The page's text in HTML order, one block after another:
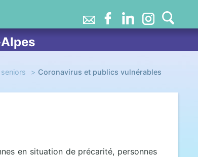
Coronavirus et publics vulnérables
en situation de précarité, personnes